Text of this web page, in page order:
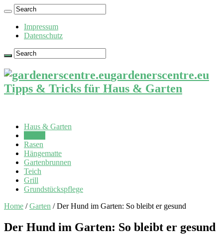
Impressum
Datenschutz
gardenerscentre.eu
Tipps & Tricks für Haus & Garten
Haus & Garten
Rasen
Hängematte
Gartenbrunnen
Teich
Grill
Grundstückspflege
Home / Garten / Der Hund im Garten: So bleibt er gesund
Der Hund im Garten: So bleibt er gesund